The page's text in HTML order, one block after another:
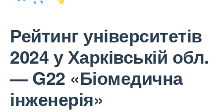
Рейтинг університетів
2024 у Харківській обл.
— G22 «Біомедична
інженерія»